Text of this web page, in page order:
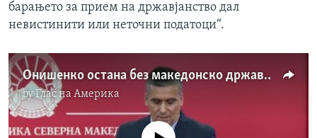
барањето за прием на државјанство дал
невистинити или неточни податоци“.
Онишенко остана без македонско државјанство. Ќе има ли одговорност?
byГлас на Америка
No media source currently available